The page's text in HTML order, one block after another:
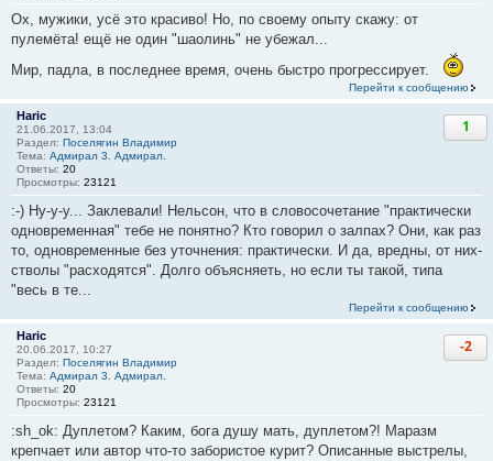
Ох, мужики, усё это красиво! Но, по своему опыту скажу: от
пулемёта! ещё не один "шаолинь" не убежал...
Мир, падла, в последнее время, очень быстро прогрессирует.
Перейти к сообщению
Haric
21.06.2017, 13:04
Раздел: Поселягин Владимир
Тема: Адмирал 3. Адмирал.
Ответы: 20
Просмотры: 23121
1
:-) Ну-у-у... Заклевали! Нельсон, что в словосочетание "практически
одновременная" тебе не понятно? Кто говорил о залпах? Они, как раз
то, одновременные без уточнения: практически. И да, вредны, от них-
стволы "расходятся". Долго объясняеть, но если ты такой, типа
"весь в те...
Перейти к сообщению
Haric
20.06.2017, 10:27
Раздел: Поселягин Владимир
Тема: Адмирал 3. Адмирал.
Ответы: 20
Просмотры: 23121
-2
:sh_ok: Дуплетом? Каким, бога душу мать, дуплетом?! Маразм
крепчает или автор что-то забористое курит? Описанные выстрелы,